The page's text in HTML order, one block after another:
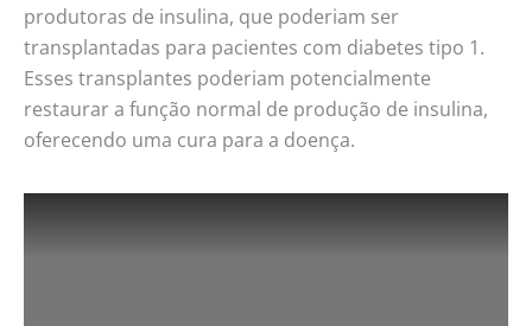
produtoras de insulina, que poderiam ser
transplantadas para pacientes com diabetes tipo 1.
Esses transplantes poderiam potencialmente
restaurar a função normal de produção de insulina,
oferecendo uma cura para a doença.